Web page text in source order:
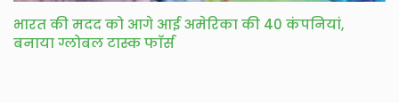
भारत की मदद को आगे आई अमेरिका की 40 कंपनियां,
बनाया ग्लोबल टास्क फाॅर्स